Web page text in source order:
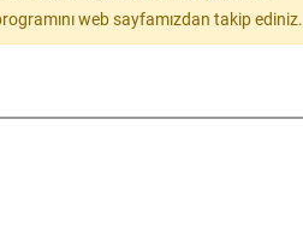
web sayfamızdan takip ediniz.